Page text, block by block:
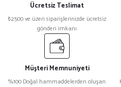
Ücretsiz Teslimat
₺2500 ve üzeri siparişlerinizde ücretsiz
gönderi imkanı
Müşteri Memnuniyeti
%100 Doğal hammaddelerden oluşan